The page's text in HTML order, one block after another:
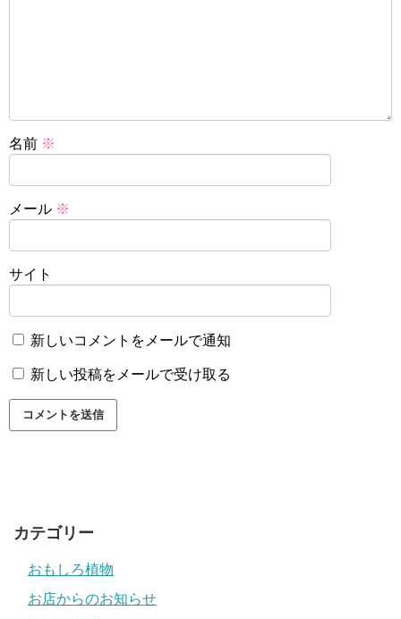
名前 ※
メール ※
サイト
新しいコメントをメールで通知
新しい投稿をメールで受け取る
カテゴリー
おもしろ植物
お店からのお知らせ